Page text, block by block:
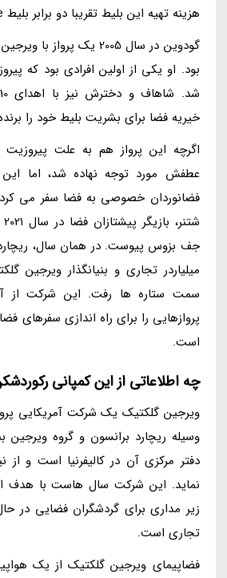
هزینه تهیه این بلیط تقریبا دو برابر بلیط OceanGate است.
گودوین در سال 2005 یک
بود. او یکی از اولین افرادی بود که
خیریه فضا برای بشریت بلیط خود را
اگرچه این پرواز هم به علت
عطفش مورد توجه نهاده شد، اما این
فضانوردان خصوصی به فضا سفر می
جف بزوس پیوست. در همان سال، ریچارد
میلیاردر تجاری و بنیانگذار ویرجین
سمت ستاره ها رفت. این شرکت از
پروازهایی را برای راه اندازی سفرهای
است.
چه اطلاعاتی از این کمپانی
ویرجین گلکتیک یک شرکت آمریکایی
وسیله ریچارد برانسون و گروه ویرجین
دفتر مرکزی آن در کالیفرنیا است و از
نماید. این شرکت سال هاست با هدف
زیر مداری برای گردشگران فضایی در
تجاری است.
فضاپیمای ویرجین گلکتیک از یک